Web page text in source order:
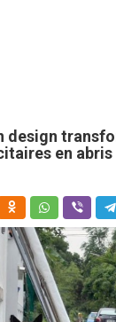
design
en